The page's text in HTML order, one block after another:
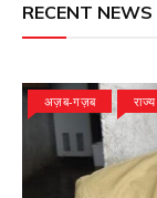
RECENT NEWS
अज़ब-गज़ब राज्य